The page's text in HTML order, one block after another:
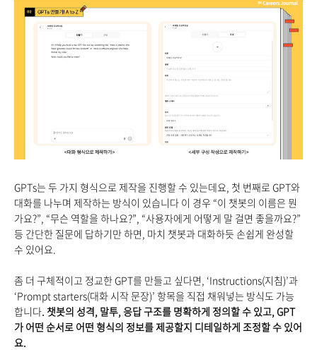
GPTs는 두 가지 형식으로 제작을 진행할 수 있는데요, 첫 번째로 GPT와
대화를 나누며 제작하는 방식이 있습니다 이 경우 “이 챗봇의 이름은 뭔
가요?”, “무슨 역할을 하나요?”, “사용자에게 어떻게 말 걸면 좋을까요?”
등 간단한 질문에 답하기만 하면, 마치 챗봇과 대화하듯 손쉽게 완성할
수 있어요.
좀 더 구체적이고 정교한 GPT를 만들고 싶다면, ‘Instructions(지침)’과
‘Prompt starters(대화 시작 문장)’ 항목을 직접 채워넣는 방식도 가능
합니다. 챗봇의 성격, 말투, 응답 구조를 명확하게 정의할 수 있고, GPT
가 어떤 순서로 어떤 형식의 정보를 제공할지 디테일하게 조정할수 있어
요.